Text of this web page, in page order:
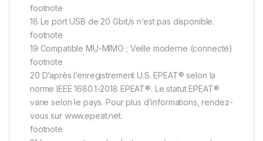
footnote
18 Le port USB de 20 Gbit/s n’est pas disponible.
footnote
19 Compatible MU-MIMO ; Veille moderne (connecté)
footnote
20 D’après l’enregistrement U.S. EPEAT® selon la
norme IEEE 1680.1-2018 EPEAT®. Le statut EPEAT®
varie selon le pays. Pour plus d’informations, rendez-
vous sur www.epeat.net.
footnote